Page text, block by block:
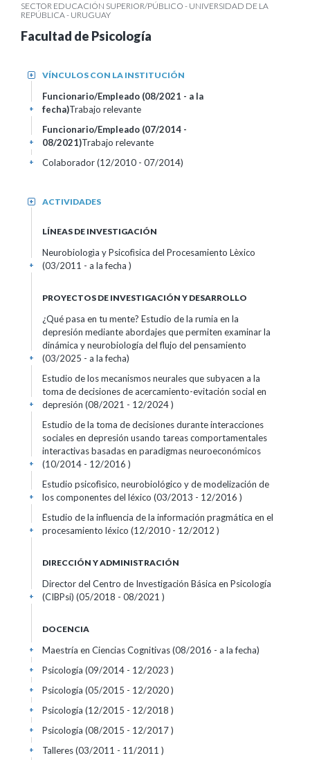
SECTOR EDUCACIÓN SUPERIOR/PÚBLICO - UNIVERSIDAD DE LA
REPÚBLICA - URUGUAY
Facultad de Psicología
VÍNCULOS CON LA INSTITUCIÓN
+
Funcionario/Empleado (08/2021 - a la
fecha)Trabajo relevante
+
Funcionario/Empleado (07/2014 -
08/2021)Trabajo relevante
+
Colaborador (12/2010 - 07/2014)
+
ACTIVIDADES
+
LÍNEAS DE INVESTIGACIÓN
Neurobiologìa y Psicofìsica del Procesamiento Lèxico
(03/2011 - a la fecha )
+
PROYECTOS DE INVESTIGACIÓN Y DESARROLLO
¿Qué pasa en tu mente? Estudio de la rumia en la
depresión mediante abordajes que permiten examinar la
dinámica y neurobiología del flujo del pensamiento
(03/2025 - a la fecha)
+
Estudio de los mecanismos neurales que subyacen a la
toma de decisiones de acercamiento-evitación social en
depresión (08/2021 - 12/2024 )
+
Estudio de la toma de decisiones durante interacciones
sociales en depresión usando tareas comportamentales
interactivas basadas en paradigmas neuroeconómicos
(10/2014 - 12/2016 )
+
Estudio psicofìsico, neurobiológico y de modelización de
los componentes del léxico (03/2013 - 12/2016 )
+
Estudio de la influencia de la información pragmática en el
procesamiento léxico (12/2010 - 12/2012 )
+
DIRECCIÓN Y ADMINISTRACIÓN
Director del Centro de Investigación Básica en Psicología
(CIBPsi) (05/2018 - 08/2021 )
+
DOCENCIA
Maestría en Ciencias Cognitivas (08/2016 - a la fecha)
+
Psicología (09/2014 - 12/2023 )
+
Psicología (05/2015 - 12/2020 )
+
Psicología (12/2015 - 12/2018 )
+
Psicología (08/2015 - 12/2017 )
+
Talleres (03/2011 - 11/2011 )
+